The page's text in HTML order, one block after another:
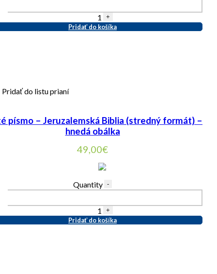
1 +
Pridať do košíka
Pridať do listu prianí
písmo – Jeruzalemská Biblia (stredný formát) –
hnedá obálka
49,00€
Quantity -
1 +
Pridať do košíka